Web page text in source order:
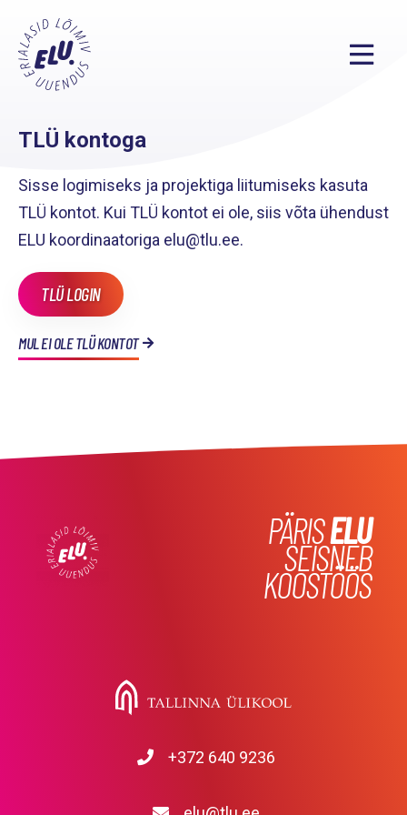
TLÜ kontoga
Sisse logimiseks ja projektiga liitumiseks kasuta
TLÜ kontot. Kui TLÜ kontot ei ole, siis võta ühendust
ELU koordinaatoriga elu@tlu.ee.
TLÜ LOGIN
MUL EI OLE TLÜ KONTOT
+372 640 9236
PÄRISELU
SEISNEB
KOOSTÖÖS